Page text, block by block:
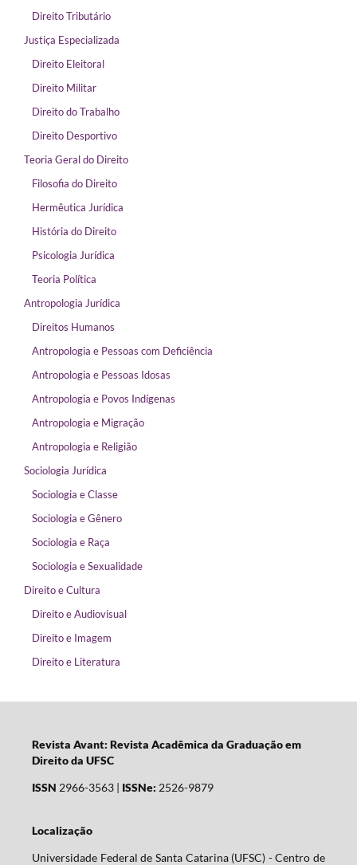
Direito Tributário
Justiça Especializada
Direito Eleitoral
Direito Militar
Direito do Trabalho
Direito Desportivo
Teoria Geral do Direito
Filosofia do Direito
Hermêutica Jurídica
História do Direito
Psicologia Jurídica
Teoria Política
Antropologia Jurídica
Direitos Humanos
Antropologia e Pessoas com Deficiência
Antropologia e Pessoas Idosas
Antropologia e Povos Indígenas
Antropologia e Migração
Antropologia e Religião
Sociologia Jurídica
Sociologia e Classe
Sociologia e Gênero
Sociologia e Raça
Sociologia e Sexualidade
Direito e Cultura
Direito e Audiovisual
Direito e Imagem
Direito e Literatura
Revista Avant: Revista Acadêmica da Graduação em
Direito da UFSC
ISSN 2966-3563 | ISSNe: 2526-9879
Localização
Universidade Federal de Santa Catarina (UFSC) - Centro de